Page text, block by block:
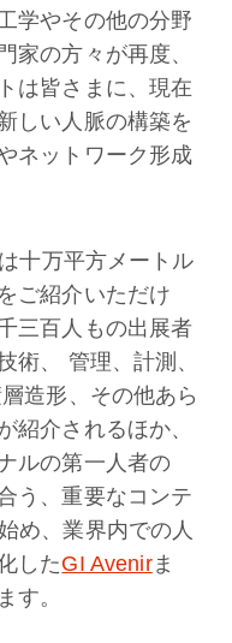
学やその他の分野
家の方々が再度、
は皆さまに、現在
しい人脈の構築を
ネットワーク形成
十万平方メートル
ご紹介いただけ
三百人もの出展者
術、 管理、計測、
造形、その他あら
紹介されるほか、
ルの第一人者の
う、重要なコンテ
め、業界内での人
したGI Avenirま
す。